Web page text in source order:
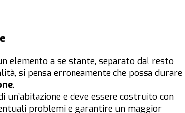
elemento a se stante, separato dal resto
si pensa erroneamente che possa durare
.
e deve essere costruito con
problemi e garantire un maggior